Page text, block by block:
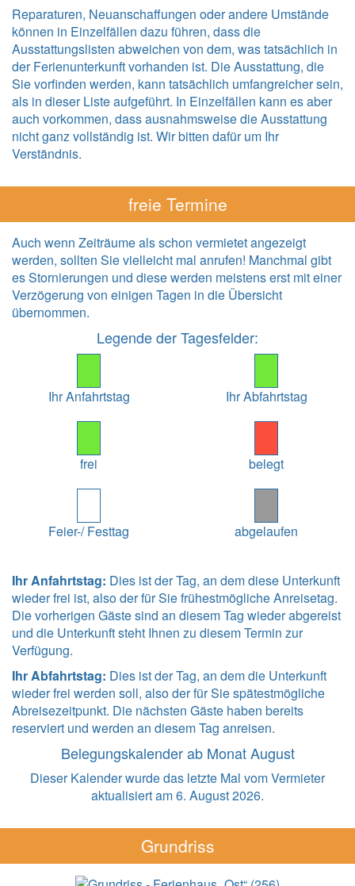
Reparaturen, Neuanschaffungen oder andere Umstände
können in Einzelfällen dazu führen, dass die
Ausstattungslisten abweichen von dem, was tatsächlich in
der Ferienunterkunft vorhanden ist. Die Ausstattung, die
Sie vorfinden werden, kann tatsächlich umfangreicher sein,
als in dieser Liste aufgeführt. In Einzelfällen kann es aber
auch vorkommen, dass ausnahmsweise die Ausstattung
nicht ganz vollständig ist. Wir bitten dafür um Ihr
Verständnis.
freie Termine
Auch wenn Zeiträume als schon vermietet angezeigt
werden, sollten Sie vielleicht mal anrufen! Manchmal gibt
es Stornierungen und diese werden meistens erst mit einer
Verzögerung von einigen Tagen in die Übersicht
übernommen.
Legende der Tagesfelder:
Ihr Anfahrtstag Ihr Abfahrtstag
frei belegt
Feier-/ Festtag abgelaufen
Ihr Anfahrtstag: Dies ist der Tag, an dem diese Unterkunft
wieder frei ist, also der für Sie frühestmögliche Anreisetag.
Die vorherigen Gäste sind an diesem Tag wieder abgereist
und die Unterkunft steht Ihnen zu diesem Termin zur
Verfügung.
Ihr Abfahrtstag: Dies ist der Tag, an dem die Unterkunft
wieder frei werden soll, also der für Sie spätestmögliche
Abreisezeitpunkt. Die nächsten Gäste haben bereits
reserviert und werden an diesem Tag anreisen.
Belegungskalender ab Monat August
Dieser Kalender wurde das letzte Mal vom Vermieter
aktualisiert am 6. August 2026.
Grundriss